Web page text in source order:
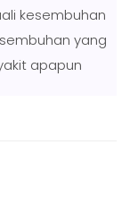
kesembuhan
yang
apapun